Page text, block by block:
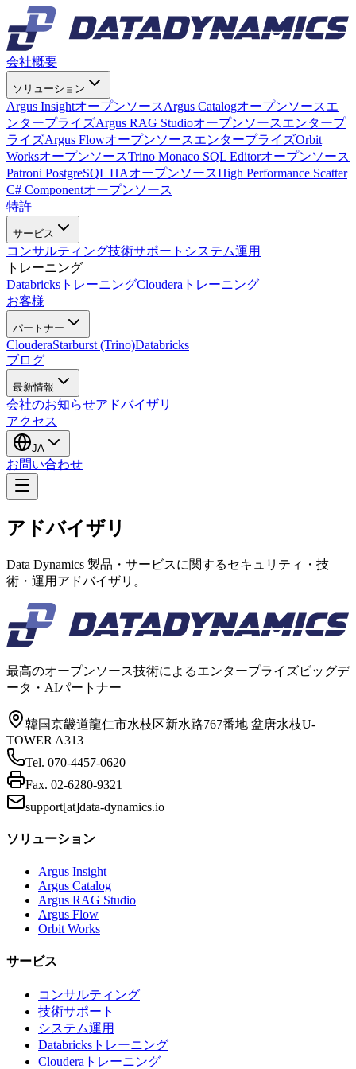
会社概要
ソリューション
Argus InsightオープンソースArgus Catalogオープンソースエ
ンタープライズArgus RAG Studioオープンソースエンタープ
ライズArgus FlowオープンソースエンタープライズOrbit
WorksオープンソースTrino Monaco SQL Editorオープンソース
Patroni PostgreSQL HAオープンソースHigh Performance Scatter
C# Componentオープンソース
特許
サービス
コンサルティング技術サポート システム運用
トレーニング
DatabricksトレーニングClouderaトレーニング
お客様
パートナー
ClouderaStarburst (Trino)Databricks
ブログ
最新情報
会社のお知らせアドバイザリ
アクセス
JA
お問い合わせ
アドバイザリ
Data Dynamics 製品・サービスに関するセキュリティ・技
術・運用アドバイザリ。
最高のオープンソース技術によるエンタープライズビッグデ
ータ・AIパートナー
韓国京畿道龍仁市水枝区新水路767番地 盆唐水枝U-
TOWER A313
Tel. 070-4457-0620
Fax. 02-6280-9321
support[at]data-dynamics.io
ソリューション
Argus Insight
Argus Catalog
Argus RAG Studio
Argus Flow
Orbit Works
サービス
コンサルティング
技術サポート
システム運用
Databricksトレーニング
Clouderaトレーニング